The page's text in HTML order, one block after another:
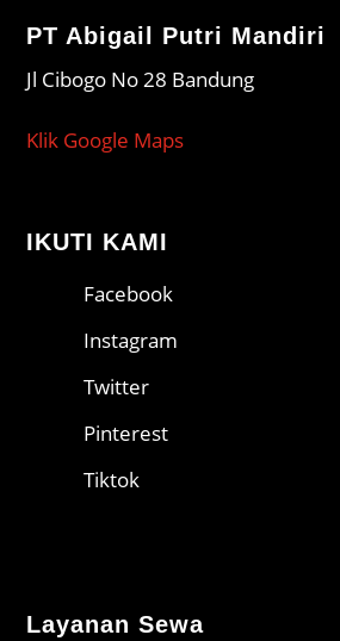
PT Abigail Putri Mandiri
Jl Cibogo No 28 Bandung
Klik Google Maps
IKUTI KAMI
Facebook
Instagram
Twitter
Pinterest
Tiktok
Layanan Sewa